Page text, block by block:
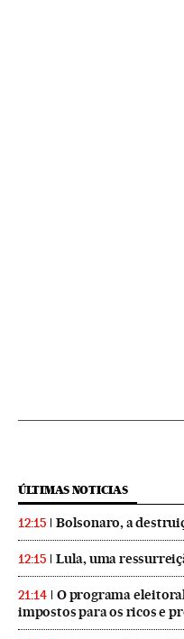
ÚLTIMAS NOTICIAS
12:15 Bolsonaro, a
12:15 Lula, uma
21:14
O programa
impostos para os ricos e